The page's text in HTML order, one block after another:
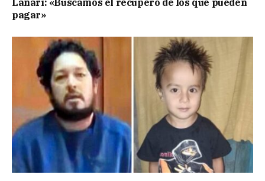
Lanari: «Buscamos el recupero de los que pueden
pagar»